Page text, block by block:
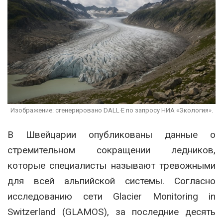
Изображение: сгенерировано DALL·E по запросу НИА «Экология».
В Швейцарии опубликованы данные о
стремительном сокращении ледников,
которые специалисты называют тревожными
для всей альпийской системы. Согласно
исследованию сети Glacier Monitoring in
Switzerland (GLAMOS), за последние десять